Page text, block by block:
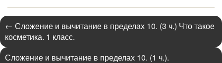
← Сложение и вычитание в пределах 10. (3 ч.) Что такое
косметика. 1 класс.
Сложение и вычитание в пределах 10. (1 ч.).